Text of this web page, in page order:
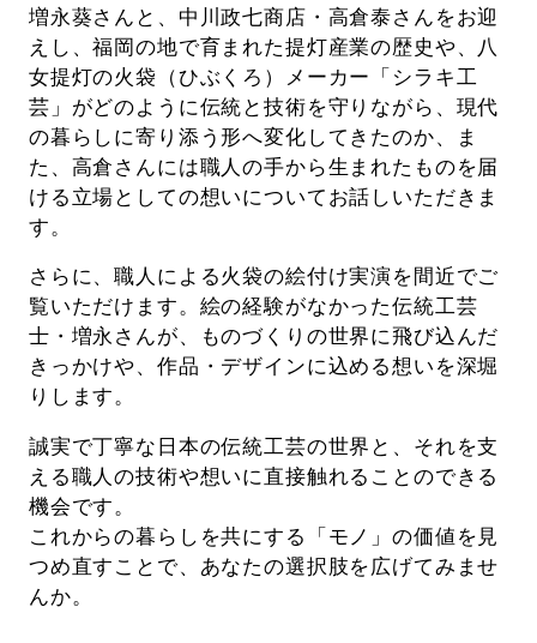
増永葵さんと、中川政七商店・高倉泰さんをお迎
えし、福岡の地で育まれた提灯産業の歴史や、八
女提灯の火袋（ひぶくろ）メーカー「シラキ工
芸」がどのように伝統と技術を守りながら、現代
の暮らしに寄り添う形へ変化してきたのか、ま
た、高倉さんには職人の手から生まれたものを届
ける立場としての想いについてお話しいただきま
す。
さらに、職人による火袋の絵付け実演を間近でご
覧いただけます。絵の経験がなかった伝統工芸
士・増永さんが、ものづくりの世界に飛び込んだ
きっかけや、作品・デザインに込める想いを深堀
りします。
誠実で丁寧な日本の伝統工芸の世界と、それを支
える職人の技術や想いに直接触れることのできる
機会です。
これからの暮らしを共にする「モノ」の価値を見
つめ直すことで、あなたの選択肢を広げてみませ
んか。